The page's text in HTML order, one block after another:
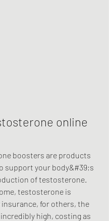
online
support your body&#39;s
of testosterone.
testosterone is
insurance, for others, the
high, costing as